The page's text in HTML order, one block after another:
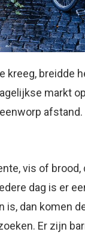
kreeg, breidde
markt
afstand.
vis of brood,
dag is er
is, dan komen
Er zijn